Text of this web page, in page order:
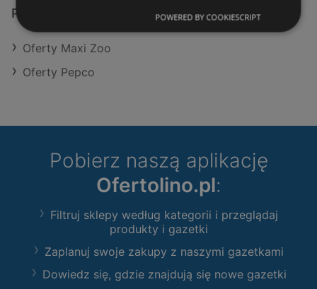
Podobne sklepy detaliczne
Oferty Maxi Zoo
Oferty Pepco
Pobierz naszą aplikację
Ofertolino.pl:
Filtruj sklepy według kategorii i przeglądaj
produkty i gazetki
Zaplanuj swoje zakupy z naszymi gazetkami
Dowiedz się, gdzie znajdują się nowe gazetki
POWERED BY COOKIESCRIPT